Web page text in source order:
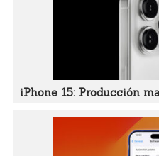
iPhone 15: Producción